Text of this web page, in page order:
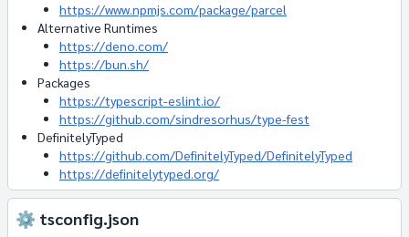
https://www.npmjs.com/package/parcel
Alternative Runtimes
https://deno.com/
https://bun.sh/
Packages
https://typescript-eslint.io/
https://github.com/sindresorhus/type-fest
DefinitelyTyped
https://github.com/DefinitelyTyped/DefinitelyTyped
https://definitelytyped.org/
⚙️ tsconfig.json